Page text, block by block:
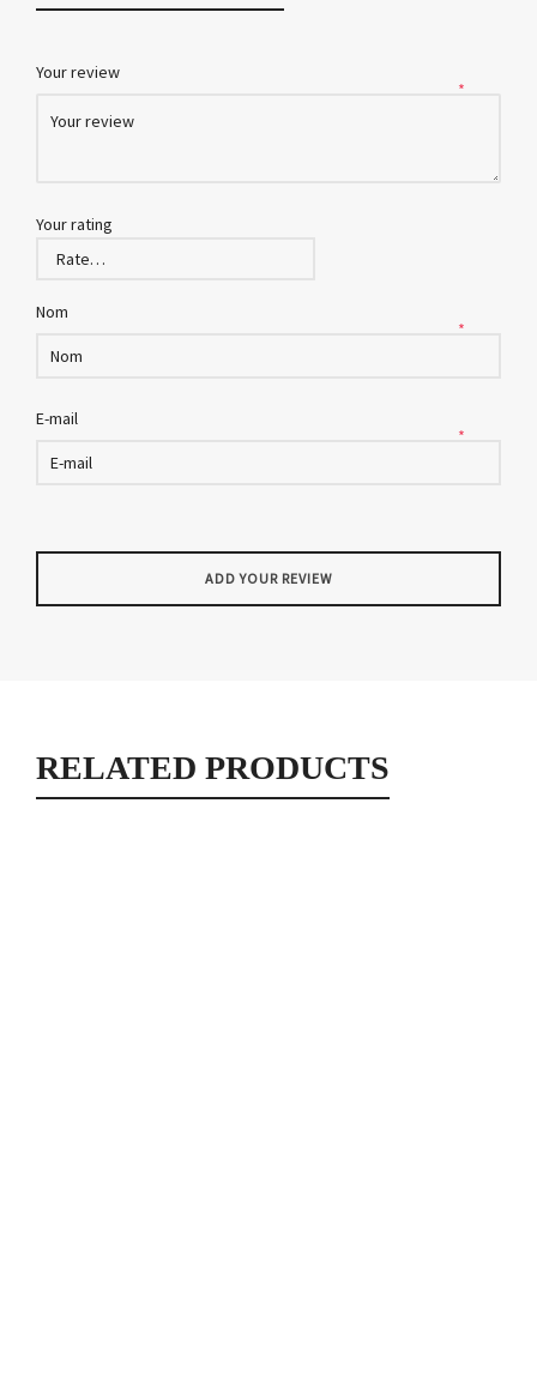
Your review
*
Your rating
Nom
*
E-mail
*
RELATED PRODUCTS